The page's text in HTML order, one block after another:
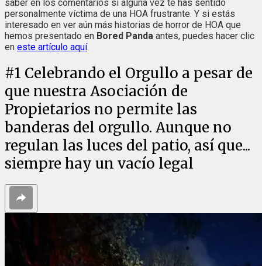
saber en los comentarios si alguna vez te has sentido
personalmente víctima de una HOA frustrante. Y si estás
interesado en ver aún más historias de horror de HOA que
hemos presentado en Bored Panda antes, puedes hacer clic
en este artículo aquí.
#1 Celebrando el Orgullo a pesar de
que nuestra Asociación de
Propietarios no permite las
banderas del orgullo. Aunque no
regulan las luces del patio, así que...
siempre hay un vacío legal